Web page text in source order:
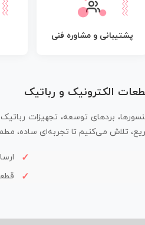
پشتیبانی و مشاوره فنی
الکترونیک و رباتیک
بردهای توسعه، تجهیزات
تلاش می‌کنیم تا تجربه‌ای ساده،